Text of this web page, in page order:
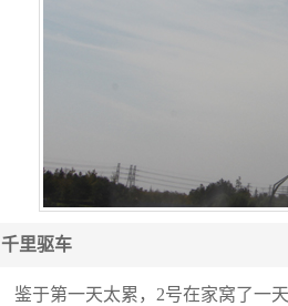
千里驱车
鉴于第一天太累，2号在家窝了一